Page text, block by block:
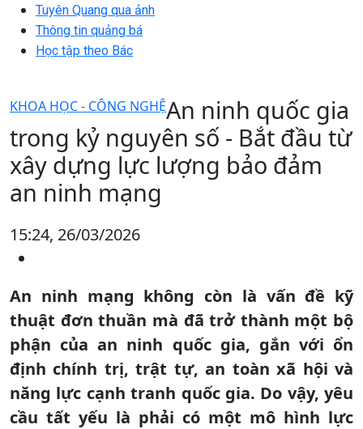
Tuyên Quang qua ảnh
Thông tin quảng bá
Học tập theo Bác
KHOA HỌC - CÔNG NGHỆAn ninh quốc gia
trong kỷ nguyên số - Bắt đầu từ
xây dựng lực lượng bảo đảm
an ninh mạng
15:24, 26/03/2026
An ninh mạng không còn là vấn đề kỹ
thuật đơn thuần mà đã trở thành một bộ
phận của an ninh quốc gia, gắn với ổn
định chính trị, trật tự, an toàn xã hội và
năng lực cạnh tranh quốc gia. Do vậy, yêu
cầu tất yếu là phải có một mô hình lực